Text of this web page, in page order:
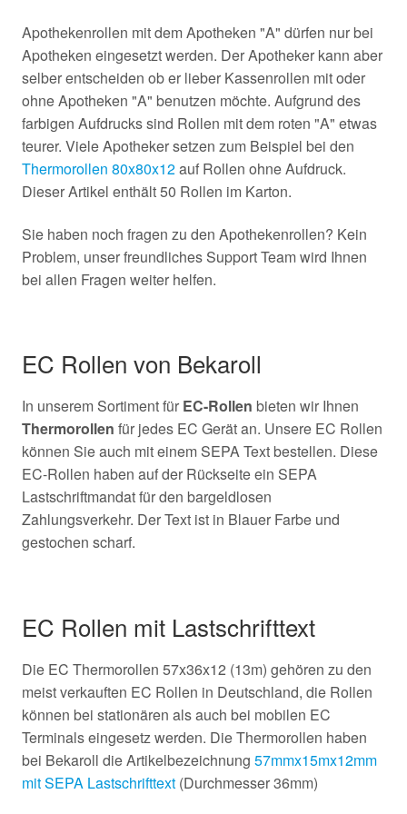
Apothekenrollen mit dem Apotheken "A" dürfen nur bei
Apotheken eingesetzt werden. Der Apotheker kann aber
selber entscheiden ob er lieber Kassenrollen mit oder
ohne Apotheken "A" benutzen möchte. Aufgrund des
farbigen Aufdrucks sind Rollen mit dem roten "A" etwas
teurer. Viele Apotheker setzen zum Beispiel bei den
Thermorollen 80x80x12auf Rollen ohne Aufdruck.
Dieser Artikel enthält 50 Rollen im Karton.
Sie haben noch fragen zu den Apothekenrollen? Kein
Problem, unser freundliches Support Team wird Ihnen
bei allen Fragen weiter helfen.
EC Rollen von Bekaroll
In unserem Sortiment für EC-Rollen bieten wir Ihnen
Thermorollen für jedes EC Gerät an. Unsere EC Rollen
können Sie auch mit einem SEPA Text bestellen. Diese
EC-Rollen haben auf der Rückseite ein SEPA
Lastschriftmandat für den bargeldlosen
Zahlungsverkehr. Der Text ist in Blauer Farbe und
gestochen scharf.
EC Rollen mit Lastschrifttext
Die EC Thermorollen 57x36x12 (13m) gehören zu den
meist verkauften EC Rollen in Deutschland, die Rollen
können bei stationären als auch bei mobilen EC
Terminals eingesetz werden. Die Thermorollen haben
bei Bekaroll die Artikelbezeichnung 57mmx15mx12mm
mit SEPA Lastschrifttext (Durchmesser 36mm)